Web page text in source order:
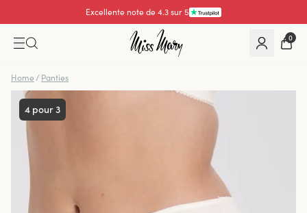
Excellente note de 4.3 sur 5
0
Home / Panties
4 pour 3